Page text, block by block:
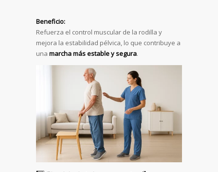
Beneficio:
Refuerza el control muscular de la rodilla y
mejora la estabilidad pélvica, lo que contribuye a
una marcha más estable y segura.